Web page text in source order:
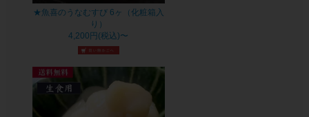
★魚喜のうなむすび 6ヶ（化粧箱入
り）
4,200円(税込)〜